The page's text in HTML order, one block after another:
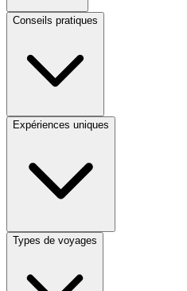
Conseils pratiques
Expériences uniques
Types de voyages